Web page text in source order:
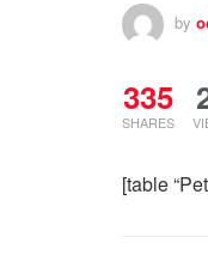
by
335
SHARES
[table